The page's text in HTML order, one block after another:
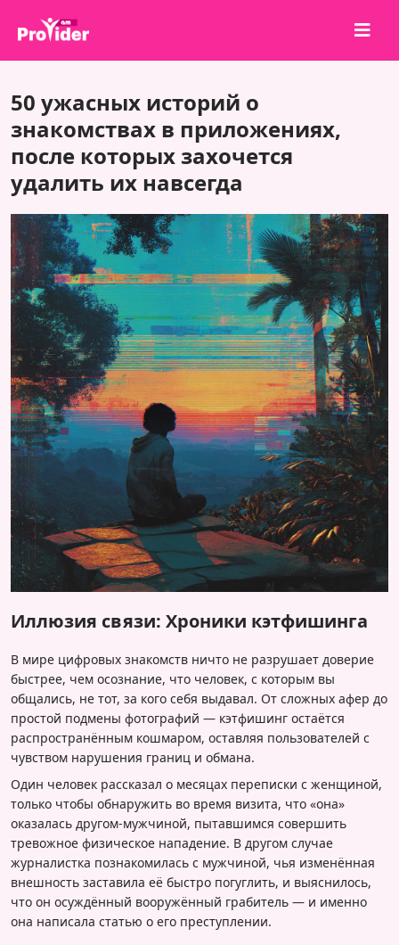
О нас
Войти
Регистрация
Услуги
API
Условия
Блог
50 ужасных историй о
знакомствах в приложениях,
после которых захочется
удалить их навсегда
Иллюзия связи: Хроники кэтфишинга
В мире цифровых знакомств ничто не разрушает доверие
быстрее, чем осознание, что человек, с которым вы
общались, не тот, за кого себя выдавал. От сложных афер до
простой подмены фотографий — кэтфишинг остаётся
распространённым кошмаром, оставляя пользователей с
чувством нарушения границ и обмана.
Один человек рассказал о месяцах переписки с женщиной,
только чтобы обнаружить во время визита, что «она»
оказалась другом-мужчиной, пытавшимся совершить
тревожное физическое нападение. В другом случае
журналистка познакомилась с мужчиной, чья изменённая
внешность заставила её быстро погуглить, и выяснилось,
что он осуждённый вооружённый грабитель — и именно
она написала статью о его преступлении.